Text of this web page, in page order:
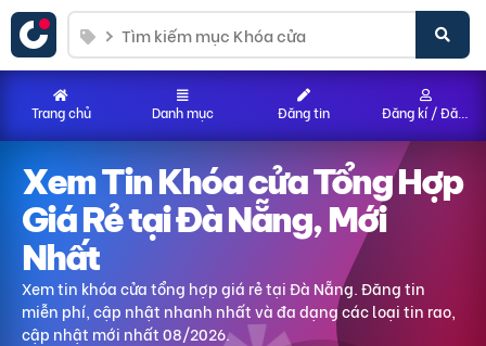
Xem Tin Khóa cửa Tổng Hợp
Giá Rẻ tại Đà Nẵng, Mới
Nhất
Xem tin khóa cửa tổng hợp giá rẻ tại Đà Nẵng. Đăng tin
miễn phí, cập nhật nhanh nhất và đa dạng các loại tin rao,
cập nhật mới nhất 08/2026.
Trang chủ Danh mục Đăng tin